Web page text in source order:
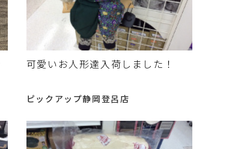
可愛いお人形達入荷しました！
ピックアップ静岡登呂店